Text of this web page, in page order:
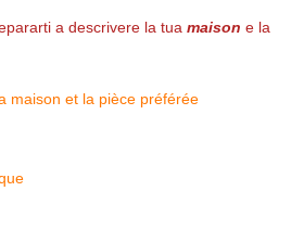
a descrivere la tua maison e la